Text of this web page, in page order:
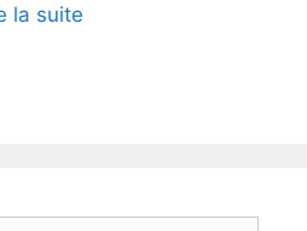
la suite